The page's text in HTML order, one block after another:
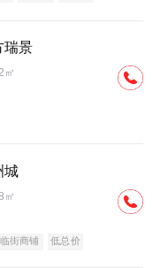
瑞景
㎡
城
㎡
临街商铺 低总价